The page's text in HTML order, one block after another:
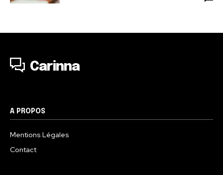
Carinna
A PROPOS
Mentions Légales
Contact